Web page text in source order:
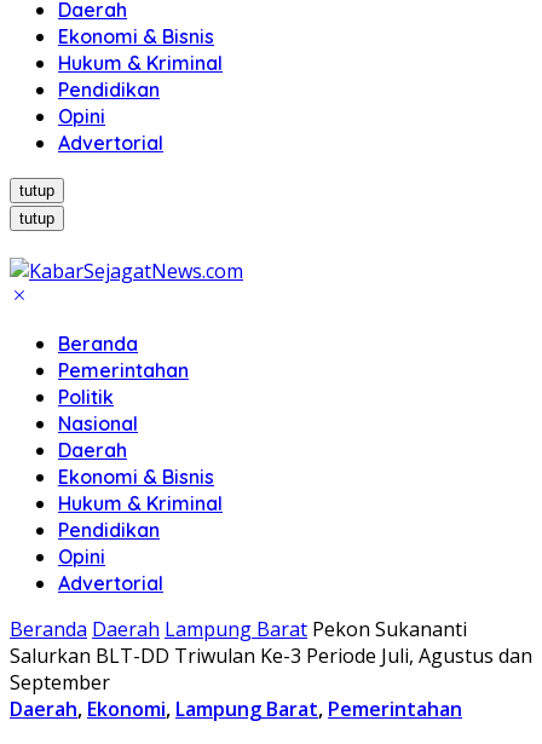
Daerah
Ekonomi & Bisnis
Hukum & Kriminal
Pendidikan
Opini
Advertorial
tutup
tutup
Beranda
Pemerintahan
Politik
Nasional
Daerah
Ekonomi & Bisnis
Hukum & Kriminal
Pendidikan
Opini
Advertorial
Beranda Daerah Lampung Barat Pekon Sukananti
Salurkan BLT-DD Triwulan Ke-3 Periode Juli, Agustus dan
September
Daerah, Ekonomi, Lampung Barat, Pemerintahan